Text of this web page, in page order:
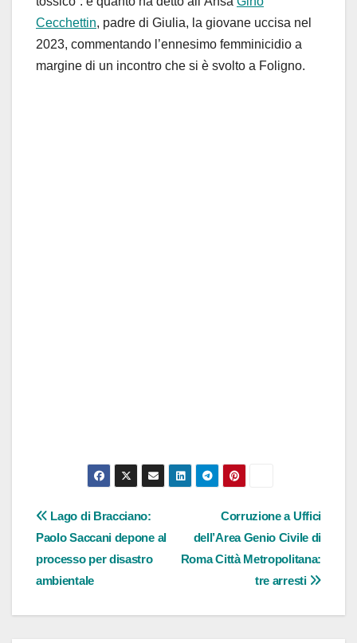
Cecchettin, padre di Giulia, la giovane uccisa nel
2023, commentando l’ennesimo femminicidio a
margine di un incontro che si è svolto a Foligno.
Navigazione
articoli
Corruzione a Uffici
dell’Area Genio Civile di
Roma Città Metropolitana:
tre arresti
Lago di Bracciano:
Paolo Saccani depone al
processo per disastro
ambientale